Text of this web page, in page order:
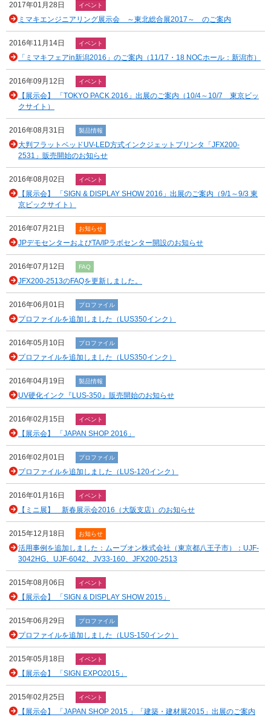
2017年01月28日 イベント
ミマキエンジニアリング展示会 ～東北総合展2017～ のご案内
2016年11月14日 イベント
「ミマキフェアin新潟2016」のご案内（11/17・18 NOCホール：新潟市）
2016年09月12日 イベント
【展示会】 「TOKYO PACK 2016」出展のご案内（10/4～10/7 東京ビッ
クサイト）
2016年08月31日 製品情報
大判フラットベッドUV-LED方式インクジェットプリンタ「JFX200-
2531」販売開始のお知らせ
2016年08月02日 イベント
【展示会】 「SIGN & DISPLAY SHOW 2016」出展のご案内（9/1～9/3 東
京ビックサイト）
2016年07月21日 お知らせ
JPデモセンターおよびTA/IPラボセンター開設のお知らせ
2016年07月12日 FAQ
JFX200-2513のFAQを更新しました。
2016年06月01日 プロファイル
プロファイルを追加しました（LUS350インク）
2016年05月10日 プロファイル
プロファイルを追加しました（LUS350インク）
2016年04月19日 製品情報
UV硬化インク『LUS-350』販売開始のお知らせ
2016年02月15日 イベント
【展示会】 「JAPAN SHOP 2016」
2016年02月01日 プロファイル
プロファイルを追加しました（LUS-120インク）
2016年01月16日 イベント
【ミニ展】 新春展示会2016（大阪支店）のお知らせ
2015年12月18日 お知らせ
活用事例を追加しました：ムーブオン株式会社（東京都八王子市）：UJF-
3042HG、UJF-6042、JV33-160、JFX200-2513
2015年08月06日 イベント
【展示会】 「SIGN & DISPLAY SHOW 2015」
2015年06月29日 プロファイル
プロファイルを追加しました（LUS-150インク）
2015年05月18日 イベント
【展示会】 「SIGN EXPO2015」
2015年02月25日 イベント
【展示会】 「JAPAN SHOP 2015 」「建築・建材展2015」出展のご案内